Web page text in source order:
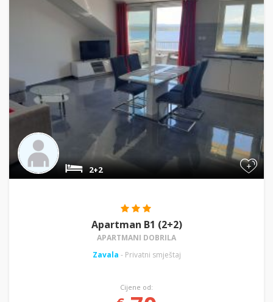
+
2+2
Apartman B1 (2+2)
APARTMANI DOBRILA
Zavala - Privatni smještaj
Cijene od: